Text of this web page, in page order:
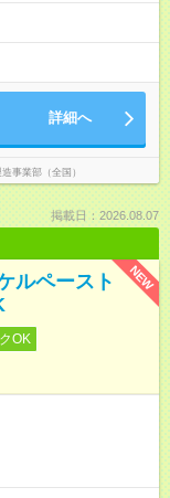
詳細へ
事業部（全国）
掲載日：2026.08.07
NEW
ルペースト
OK